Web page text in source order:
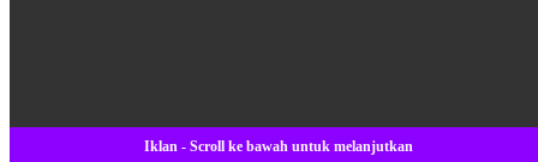
Iklan - Scroll ke bawah untuk melanjutkan